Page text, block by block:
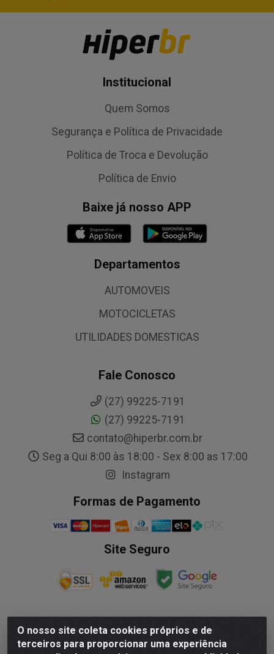
O nosso site coleta cookies próprios e de
terceiros para proporcionar uma experiência
Institucional
Quem Somos
Segurança e Política de Privacidade
Política de Troca e Devolução
Política de Envio
Baixe já nosso APP
Departamentos
AUTOMOVEIS
MOTOCICLETAS
UTILIDADES DOMESTICAS
Fale Conosco
(27) 99225-7191
(27) 99225-7191
contato@hiperbr.com.br
Seg a Qui 8:00 às 18:00 - Sex 8:00 as 17:00
Instagram
Formas de Pagamento
Site Seguro
NALESSO DISTRIBUIDORA DE AUTO PECAS LTDA - Rua
Paulo Afonso, nº10 Galpão 03 SL 1 - Alecrim - Vila